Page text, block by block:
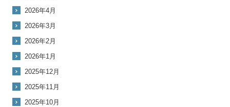
2026年4月
2026年3月
2026年2月
2026年1月
2025年12月
2025年11月
2025年10月